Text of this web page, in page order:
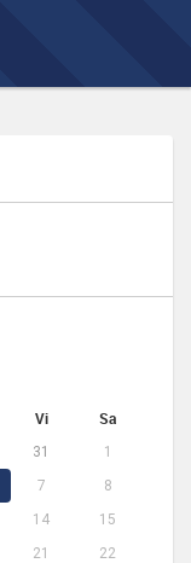
Vi Sa
31
1
7
8
14
15
21
22